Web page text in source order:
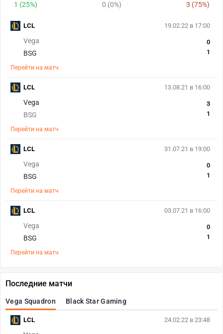
1 (25%) 0 (0%) 3 (75%)
19.02.22 в 17:00
Vega
BSG
0
1
Перейти на матч
LCL
13.08.21 в 16:00
Vega
BSG
3
1
Перейти на матч
LCL
31.07.21 в 19:00
Vega
BSG
0
1
Перейти на матч
LCL
03.07.21 в 16:00
Vega
BSG
0
1
Перейти на матч
LCL
Последние матчи
Vega Squadron Black Star Gaming
24.02.22 в 23:48
LCL